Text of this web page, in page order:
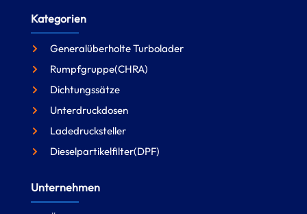
Kategorien
Generalüberholte Turbolader
Rumpfgruppe(CHRA)
Dichtungssätze
Unterdruckdosen
Ladedrucksteller
Dieselpartikelfilter(DPF)
Unternehmen